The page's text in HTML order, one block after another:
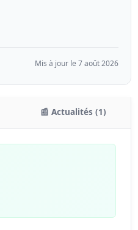
Mis à jour le 7 août 2026
📰 Actualités (1)